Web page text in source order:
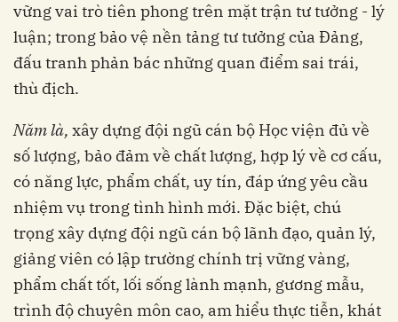
vững vai trò tiên phong trên mặt trận tư tưởng - lý
luận; trong bảo vệ nền tảng tư tưởng của Đảng,
đấu tranh phản bác những quan điểm sai trái,
thù địch.
Năm là, xây dựng đội ngũ cán bộ Học viện đủ về
số lượng, bảo đảm về chất lượng, hợp lý về cơ cấu,
có năng lực, phẩm chất, uy tín, đáp ứng yêu cầu
nhiệm vụ trong tình hình mới. Đặc biệt, chú
trọng xây dựng đội ngũ cán bộ lãnh đạo, quản lý,
giảng viên có lập trường chính trị vững vàng,
phẩm chất tốt, lối sống lành mạnh, gương mẫu,
trình độ chuyên môn cao, am hiểu thực tiễn, khát